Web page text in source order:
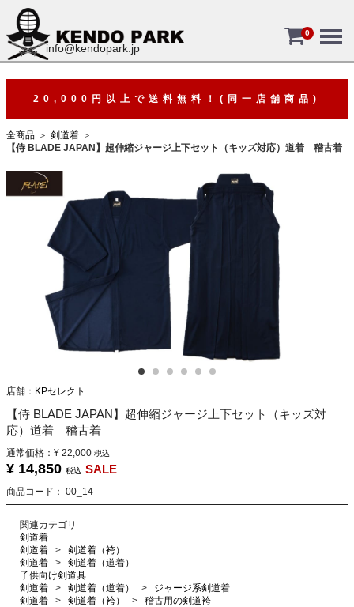
info@kendopark.jp
0
20,000円以上で送料無料！(同一店舗商品)
全商品
剣道着
【侍 BLADE JAPAN】超伸縮ジャージ上下セット（キッズ対応）道着 稽古着
店舗： KPセレクト
【侍 BLADE JAPAN】超伸縮ジャージ上下セット（キッズ対
応）道着 稽古着
通常価格： ¥ 22,000 税込
¥ 14,850 税込 SALE
商品コード： 00_14
関連カテゴリ
剣道着
剣道着
剣道着（袴）
剣道着
剣道着（道着）
子供向け剣道具
剣道着
剣道着（道着）
ジャージ系剣道着
剣道着
剣道着（袴）
稽古用の剣道袴